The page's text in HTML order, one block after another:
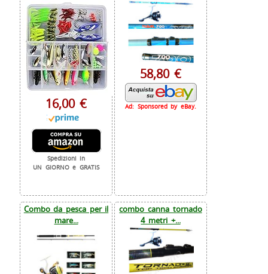
16,00 €
Spedizioni in
UN GIORNO e GRATIS
58,80 €
Ad: Sponsored by eBay.
Combo da pesca per il
mare...
combo canna tornado
4 metri +...